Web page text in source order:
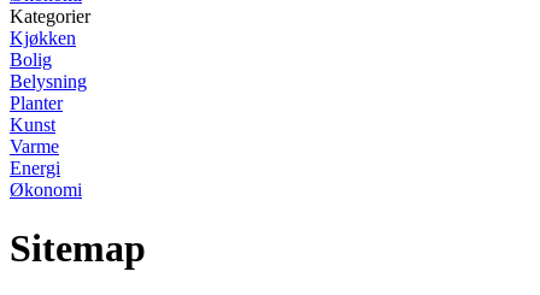
Kategorier
Kjøkken
Bolig
Belysning
Planter
Kunst
Varme
Energi
Økonomi
Sitemap